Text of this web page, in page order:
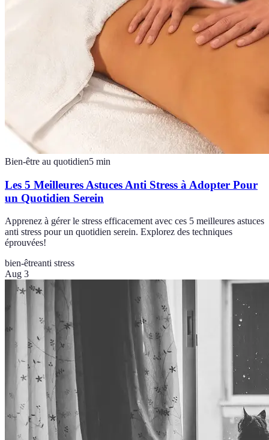
Bien-être au quotidien5 min
Les 5 Meilleures Astuces Anti Stress à Adopter Pour
un Quotidien Serein
Apprenez à gérer le stress efficacement avec ces 5 meilleures astuces
anti stress pour un quotidien serein. Explorez des techniques
éprouvées!
bien-êtreanti stress
Aug 3